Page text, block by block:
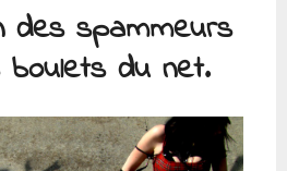
des spammeurs
du net.